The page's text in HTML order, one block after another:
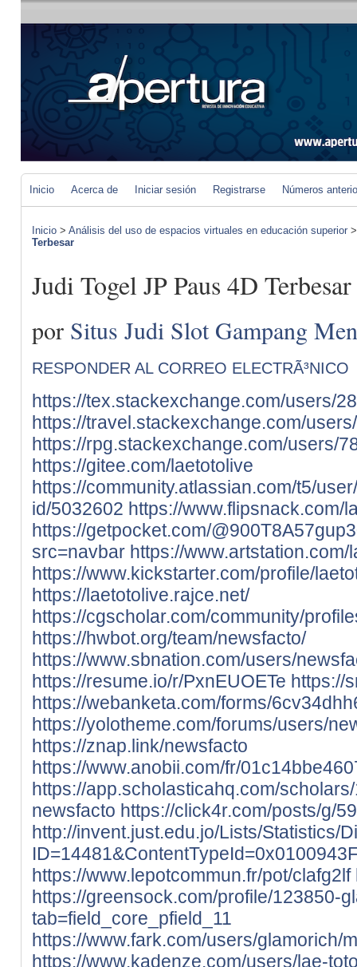
Inicio Acerca de Iniciar sesión Registrarse Números
Inicio > Análisis del uso de espacios virtuales en educación superior
Terbesar
Judi Togel JP Paus 4D Terbesar
por Situs Judi Slot Gampang
RESPONDER AL CORREO ELECTRÃ³NICO
https://tex.stackexchange.com/users/
https://travel.stackexchange.com/
https://rpg.stackexchange.com/users/
https://gitee.com/laetotolive
https://community.atlassian.com/t5/
id/5032602 https://www.flipsnack.com/
https://getpocket.com/
src=navbar https://www.artstation.com/
https://www.kickstarter.com/profile/
https://laetotolive.rajce.net/
https://cgscholar.com/community/
https://hwbot.org/team/newsfacto/
https://www.sbnation.com/users/
https://resume.io/r/PxnEUOETe https://
https://webanketa.com/forms/
https://yolotheme.com/forums/users/
https://znap.link/newsfacto
https://www.anobii.com/fr/
https://app.scholasticahq.com/
newsfacto https://click4r.com/posts/g/
http://invent.just.edu.jo/Lists/Statistics/
https://www.lepotcommun.fr/pot/clafg2lf
https://greensock.com/profile/123850-
tab=field_core_pfield_11
https://www.fark.com/users/glamorich/
https://www.kadenze.com/users/lae-